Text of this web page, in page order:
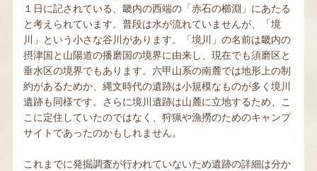
利用案内
当館について
お知らせ・イベント
１日に記されている、畿内の西端の「赤石の櫛淵」にあたる
と考えられています。普段は水が流れていませんが、「境
川」という小さな谷川があります。「境川」の名前は畿内の
摂津国と山陽道の播磨国の境界に由来し、現在でも須磨区と
垂水区の境界でもあります。六甲山系の南麓では地形上の制
約があるためか、縄文時代の遺跡は小規模なものが多く境川
遺跡も同様です。さらに境川遺跡は山麓に立地するため、こ
こに定住していたのではなく、狩猟や漁撈のためのキャンプ
サイトであったのかもしれません。
これまでに発掘調査が行われていないため遺跡の詳細は分か